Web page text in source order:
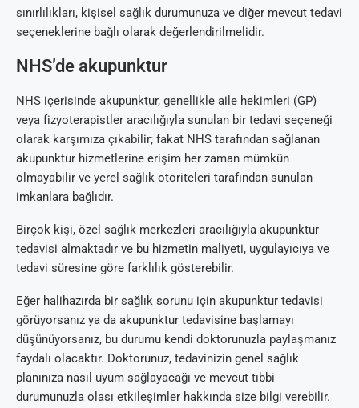
sınırlılıkları, kişisel sağlık durumunuza ve diğer mevcut tedavi
seçeneklerine bağlı olarak değerlendirilmelidir.
NHS’de akupunktur
NHS içerisinde akupunktur, genellikle aile hekimleri (GP)
veya fizyoterapistler aracılığıyla sunulan bir tedavi seçeneği
olarak karşımıza çıkabilir; fakat NHS tarafından sağlanan
akupunktur hizmetlerine erişim her zaman mümkün
olmayabilir ve yerel sağlık otoriteleri tarafından sunulan
imkanlara bağlıdır.
Birçok kişi, özel sağlık merkezleri aracılığıyla akupunktur
tedavisi almaktadır ve bu hizmetin maliyeti, uygulayıcıya ve
tedavi süresine göre farklılık gösterebilir.
Eğer halihazırda bir sağlık sorunu için akupunktur tedavisi
görüyorsanız ya da akupunktur tedavisine başlamayı
düşünüyorsanız, bu durumu kendi doktorunuzla paylaşmanız
faydalı olacaktır. Doktorunuz, tedavinizin genel sağlık
planınıza nasıl uyum sağlayacağı ve mevcut tıbbi
durumunuzla olası etkileşimler hakkında size bilgi verebilir.